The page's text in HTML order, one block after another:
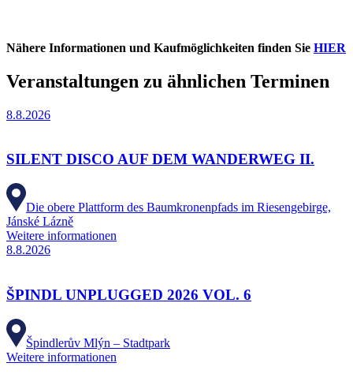
Nähere Informationen und Kaufmöglichkeiten finden Sie HIER
Veranstaltungen zu ähnlichen Terminen
8.8.2026
SILENT DISCO AUF DEM WANDERWEG II.
Die obere Plattform des Baumkronenpfads im Riesengebirge,
Jánské Lázně
Weitere informationen
8.8.2026
ŠPINDL UNPLUGGED 2026 VOL. 6
Špindlerův Mlýn – Stadtpark
Weitere informationen